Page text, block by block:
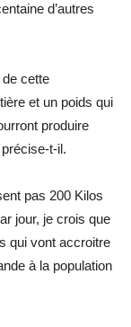
d’autres
cette
et un poids qui
produire
précise-t-il.
pas 200 Kilos
jour, je crois que
qui vont accroitre
à la population